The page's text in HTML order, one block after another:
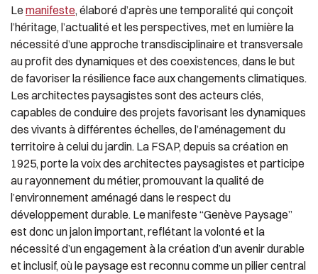
Lemanifeste, élaboré d’après une temporalité qui conçoit
l’héritage, l’actualité et les perspectives, met en lumière la
nécessité d’une approche transdisciplinaire et transversale
au profit des dynamiques et des coexistences, dans le but
de favoriser la résilience face aux changements climatiques.
Les architectes paysagistes sont des acteurs clés,
capables de conduire des projets favorisant les dynamiques
des vivants à différentes échelles, de l’aménagement du
territoire à celui du jardin. La FSAP, depuis sa création en
1925, porte la voix des architectes paysagistes et participe
au rayonnement du métier, promouvant la qualité de
l’environnement aménagé dans le respect du
développement durable. Le manifeste “Genève Paysage”
est donc un jalon important, reflétant la volonté et la
nécessité d’un engagement à la création d’un avenir durable
et inclusif, où le paysage est reconnu comme un pilier central